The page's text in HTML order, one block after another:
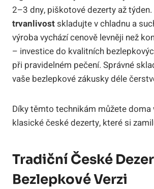
2–3 dny, piškotové dezerty až
trvanlivostskladujte v chladnu a
výroba vychází cenově levněji než
– investice do kvalitních
při pravidelném pečení. Správné
vaše bezlepkové zákusky déle
Díky těmto technikám můžete doma
klasické české dezerty, které si
Tradiční České
Bezlepkové Verzi